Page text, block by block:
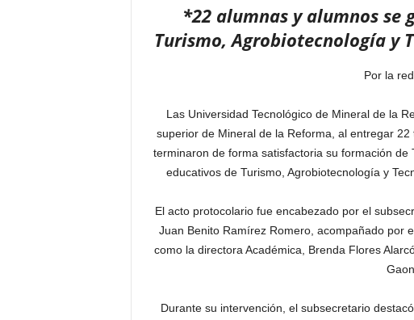
*22 alumnas y alumnos se
Turismo, Agrobiotecnología y
Por la
Las Universidad Tecnológico de Mineral de la
superior de Mineral de la Reforma, al entregar
terminaron de forma satisfactoria su formación
educativos de Turismo, Agrobiotecnología y
El acto protocolario fue encabezado por el
Juan Benito Ramírez Romero, acompañado por
como la directora Académica, Brenda Flores
Durante su intervención, el subsecretario